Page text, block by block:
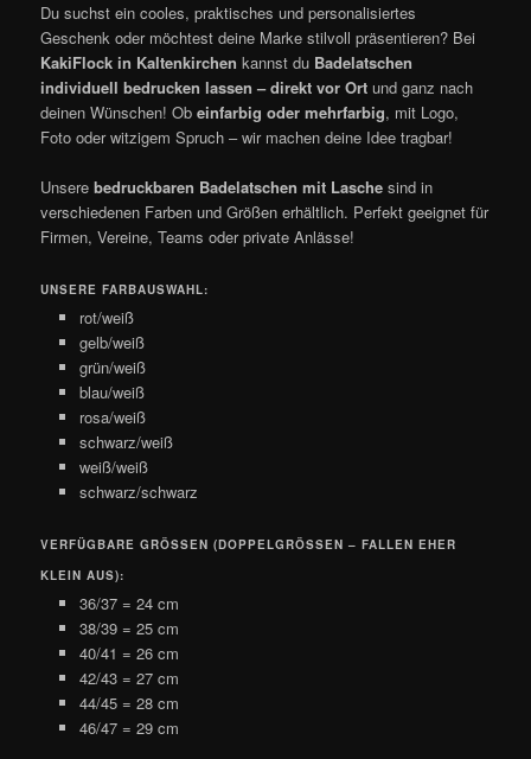
Du suchst ein cooles, praktisches und personalisiertes
Geschenk oder möchtest deine Marke stilvoll präsentieren? Bei
KakiFlock in Kaltenkirchen kannst du Badelatschen
individuell bedrucken lassen – direkt vor Ort und ganz nach
deinen Wünschen! Obeinfarbig oder mehrfarbig, mit Logo,
Foto oder witzigem Spruch – wir machen deine Idee tragbar!
Unserebedruckbaren Badelatschen mit Lasche sind in
verschiedenen Farben und Größen erhältlich. Perfekt geeignet für
Firmen, Vereine, Teams oder private Anlässe!
UNSERE FARBAUSWAHL:
rot/weiß
gelb/weiß
grün/weiß
blau/weiß
rosa/weiß
schwarz/weiß
weiß/weiß
schwarz/schwarz
VERFÜGBARE GRÖSSEN (DOPPELGRÖSSEN – FALLEN EHER KL
EIN AUS):
36/37 = 24 cm
38/39 = 25 cm
40/41 = 26 cm
42/43 = 27 cm
44/45 = 28 cm
46/47 = 29 cm